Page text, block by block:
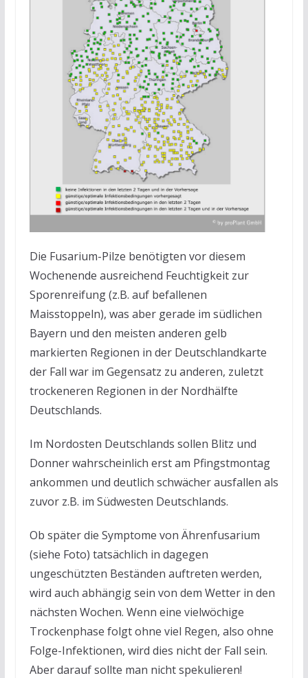
Die Fusarium-Pilze benötigten vor diesem
Wochenende ausreichend Feuchtigkeit zur
Sporenreifung (z.B. auf befallenen
Maisstoppeln), was aber gerade im südlichen
Bayern und den meisten anderen gelb
markierten Regionen in der Deutschlandkarte
der Fall war im Gegensatz zu anderen, zuletzt
trockeneren Regionen in der Nordhälfte
Deutschlands.
Im Nordosten Deutschlands sollen Blitz und
Donner wahrscheinlich erst am Pfingstmontag
ankommen und deutlich schwächer ausfallen als
zuvor z.B. im Südwesten Deutschlands.
Ob später die Symptome von Ährenfusarium
(siehe Foto) tatsächlich in dagegen
ungeschützten Beständen auftreten werden,
wird auch abhängig sein von dem Wetter in den
nächsten Wochen. Wenn eine vielwöchige
Trockenphase folgt ohne viel Regen, also ohne
Folge-Infektionen, wird dies nicht der Fall sein.
Aber darauf sollte man nicht spekulieren!